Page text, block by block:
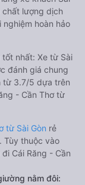
chất lượng dịch
hoàn hảo
tốt nhất: Xe từ Sài
đánh giá chung
từ 3.7/5 dựa trên
- Cần Thơ từ
từ Sài Gòn rẻ
Tùy thuộc vào
Cái Răng - Cần
nằm đôi: